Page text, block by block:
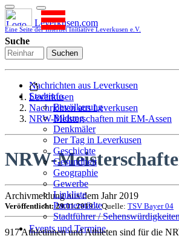
Leverkusen.com
Eine Seite der Internet Initiative Leverkusen e.V.
Suche
Suchen
Nachrichten aus Leverkusen
Stadtinfo
Bevölkerung
Bildung
Denkmäler
Der Tag in Leverkusen
Geschichte
Gesundheit
Geographie
Gewerbe
Linkliste
Partnerstädte
Stadtführer /
Stadtplan
Events und Termine
Leverkusen
Nachrichten aus Leverkusen
NRW-Meisterschaften mit EM-Assen
NRW-
Archivmeldung aus dem Jahr 2019
Veröffentlicht: 29.01.2019// Quelle: TSV Bayer 04
917 Athletinnen und Athleten sind für die